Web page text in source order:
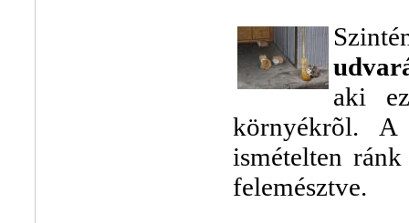
aki
környékrõl. A
ismételten
felemésztve.